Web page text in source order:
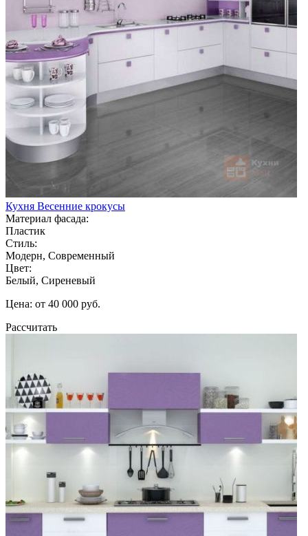
Кухня Весенние крокусы
Материал фасада:
Пластик
Стиль:
Модерн, Современный
Цвет:
Белый, Сиреневый
Цена: от 40 000 руб.
Рассчитать